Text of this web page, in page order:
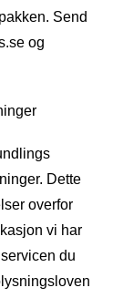
Send
og
Dette
overfor
vi har
du